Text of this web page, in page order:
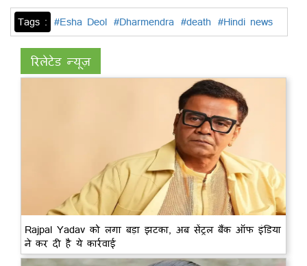
Tags : #Esha Deol #Dharmendra #death #Hindi news
रिलेटेड न्यूज़
Rajpal Yadav को लगा बड़ा झटका, अब सेंट्रल बैंक ऑफ इंडिया
ने कर दी है ये कार्रवाई